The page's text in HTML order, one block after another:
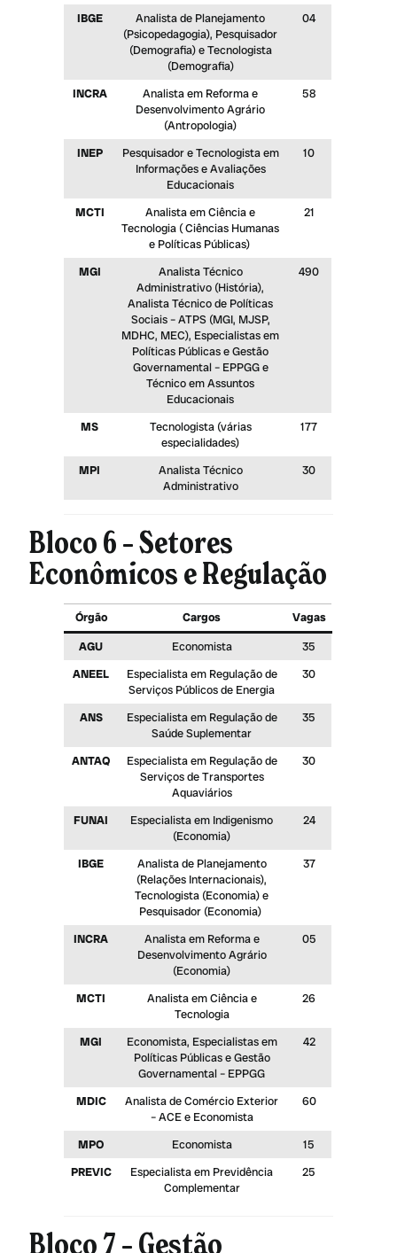
IBGE
Analista de Planejamento
(Psicopedagogia), Pesquisador
(Demografia) e Tecnologista
(Demografia)
04
INCRA
Analista em Reforma e
Desenvolvimento Agrário
(Antropologia)
58
INEP
Pesquisador e Tecnologista em
Informações e Avaliações
Educacionais
10
MCTI
Analista em Ciência e
Tecnologia ( Ciências Humanas
e Políticas Públicas)
21
MGI
Analista Técnico
Administrativo (História),
Analista Técnico de Políticas
Sociais – ATPS (MGI, MJSP,
MDHC, MEC), Especialistas em
Políticas Públicas e Gestão
Governamental – EPPGG e
Técnico em Assuntos
Educacionais
490
MS
Tecnologista (várias
especialidades)
177
MPI
Analista Técnico
Administrativo
30
Bloco 6 – Setores
Econômicos e Regulação
Órgão Cargos
Vagas
AGU
Economista
35
ANEEL
Especialista em Regulação de
Serviços Públicos de Energia
30
ANS
Especialista em Regulação de
Saúde Suplementar
35
ANTAQ
Especialista em Regulação de
Serviços de Transportes
Aquaviários
30
FUNAI
Especialista em Indigenismo
(Economia)
24
IBGE
Analista de Planejamento
(Relações Internacionais),
Tecnologista (Economia) e
Pesquisador (Economia)
37
INCRA
Analista em Reforma e
Desenvolvimento Agrário
(Economia)
05
MCTI
Analista em Ciência e
Tecnologia
26
MGI
Economista, Especialistas em
Políticas Públicas e Gestão
Governamental – EPPGG
42
MDIC
Analista de Comércio Exterior
– ACE e Economista
60
MPO Economista
15
PREVIC
Especialista em Previdência
Complementar
25
Bloco 7 – Gestão